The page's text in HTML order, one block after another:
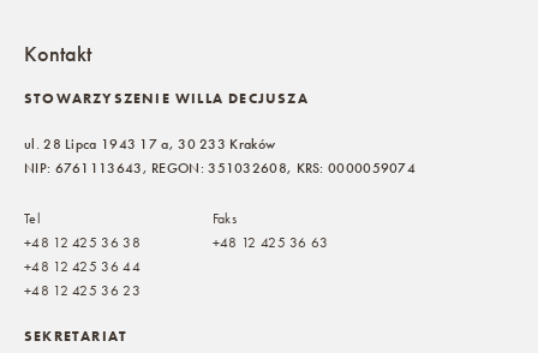
Kontakt
STOWARZYSZENIE WILLA DECJUSZA
ul. 28 Lipca 1943 17 a, 30 233 Kraków
NIP: 6761113643, REGON: 351032608, KRS: 0000059074
Tel
+48 12 425 36 38
+48 12 425 36 44
+48 12 425 36 23
Faks
+48 12 425 36 63
SEKRETARIAT